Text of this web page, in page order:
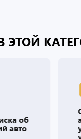
ЭТОЙ
об
авто